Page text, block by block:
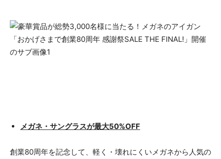
メガネ・サングラスが最大50%OFF
創業80周年を記念して、軽く・壊れにくいメガネから人気の